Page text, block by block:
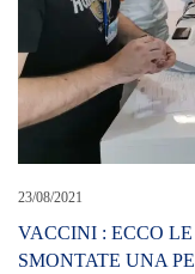
23/08/2021
VACCINI : ECCO
SMONTATE UNA